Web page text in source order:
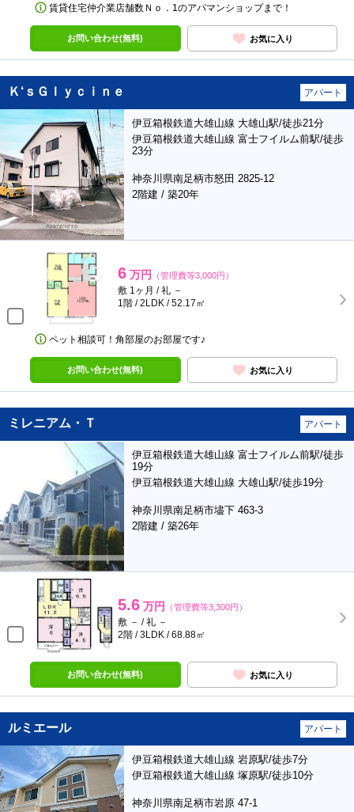
賃貸住宅仲介業店舗数Ｎｏ．1のアパマンショップまで！
お問い合わせ(無料) お気に入り
Ｋ‘ｓＧｌｙｃｉｎｅ アパート
伊豆箱根鉄道大雄山線 大雄山駅/徒歩21分
伊豆箱根鉄道大雄山線 富士フイルム前駅/徒歩
23分
神奈川県南足柄市怒田 2825-12
2階建 / 築20年
6 万円 （管理費等3,000円）
敷 1ヶ月 / 礼 －
1階 / 2LDK / 52.17㎡
ペット相談可！角部屋のお部屋です♪
お問い合わせ(無料) お気に入り
ミレニアム・Ｔ アパート
伊豆箱根鉄道大雄山線 富士フイルム前駅/徒歩
19分
伊豆箱根鉄道大雄山線 大雄山駅/徒歩19分
神奈川県南足柄市壗下 463-3
2階建 / 築26年
5.6 万円 （管理費等3,300円）
敷 － / 礼 －
2階 / 3LDK / 68.88㎡
お問い合わせ(無料) お気に入り
ルミエール アパート
伊豆箱根鉄道大雄山線 岩原駅/徒歩7分
伊豆箱根鉄道大雄山線 塚原駅/徒歩10分
神奈川県南足柄市岩原 47-1